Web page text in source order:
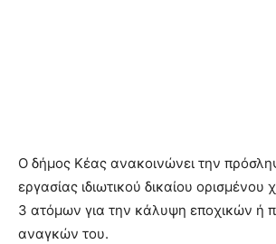
O δήμος Κέας ανακοινώνει την
εργασίας ιδιωτικού δικαίου
3 ατόμων για την κάλυψη εποχικών ή
αναγκών του.